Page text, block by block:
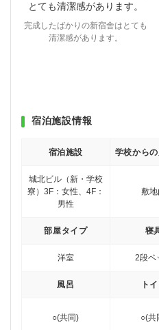
大型車+大型特殊+けん引
停止処分を受けた方の再取得
完成したばかりの新宿舎はとても
清潔感があります。
宿泊施設情報
宿泊施設
城北ビル（新・学校
寮）3F：女性、4F：
男性
学校から
敷地
部屋タイプ
洋室
寝
2段ベ
風呂
○(共同)
ト
○(共